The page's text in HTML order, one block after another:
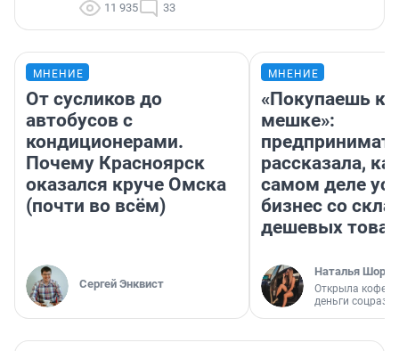
11 935 33
МНЕНИЕ
От сусликов до
автобусов с
кондиционерами.
Почему Красноярск
оказался круче Омска
(почти во всём)
Сергей Энквист
МНЕНИЕ
«Покупаешь
мешке»:
рассказала,
самом деле
бизнес со
дешевых
Наталья
Открыла
деньги